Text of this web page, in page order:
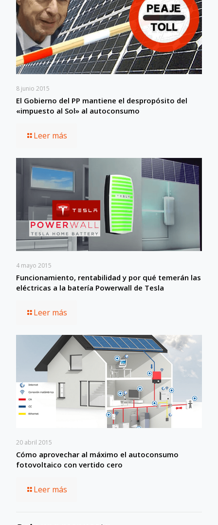
8 junio 2015
El Gobierno del PP mantiene el despropósito del
«impuesto al Sol» al autoconsumo
Leer más
4 mayo 2015
Funcionamiento, rentabilidad y por qué temerán las
eléctricas a la batería Powerwall de Tesla
Leer más
20 abril 2015
Cómo aprovechar al máximo el autoconsumo
fotovoltaico con vertido cero
Leer más